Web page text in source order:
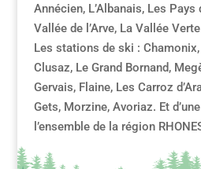
Annécien, L’Albanais, Les
Vallée de l’Arve, La Vallée
Les stations de ski :
Clusaz, Le Grand Bornand,
Gervais, Flaine, Les Carroz
Gets, Morzine, Avoriaz. Et
l’ensemble de la région